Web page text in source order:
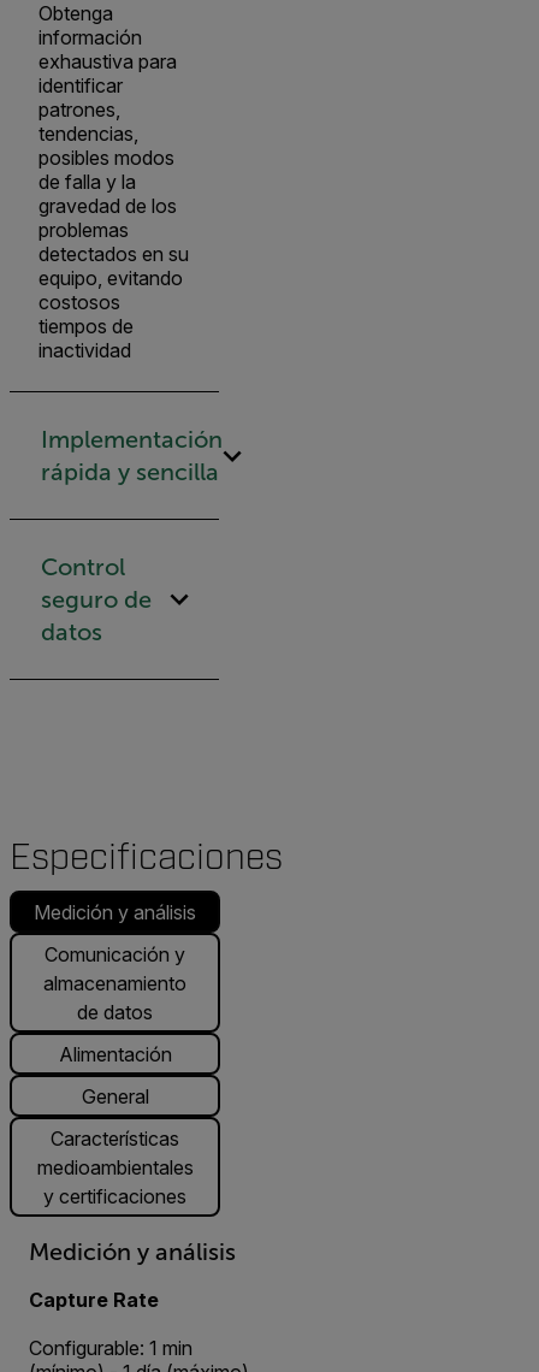
Obtenga
información
exhaustiva para
identificar
patrones,
tendencias,
posibles modos
de falla y la
gravedad de los
problemas
detectados en su
equipo, evitando
costosos
tiempos de
inactividad
Implementación
rápida y sencilla
Control
seguro de
datos
Especificaciones
Medición y análisis
Comunicación y
almacenamiento
de datos
Alimentación
General
Características
medioambientales
y certificaciones
Medición y análisis
Capture Rate
Configurable: 1 min